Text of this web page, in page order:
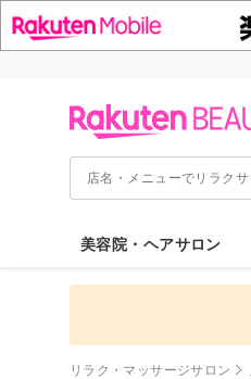
美容院・ヘアサロン
リラク・マッサージサロン